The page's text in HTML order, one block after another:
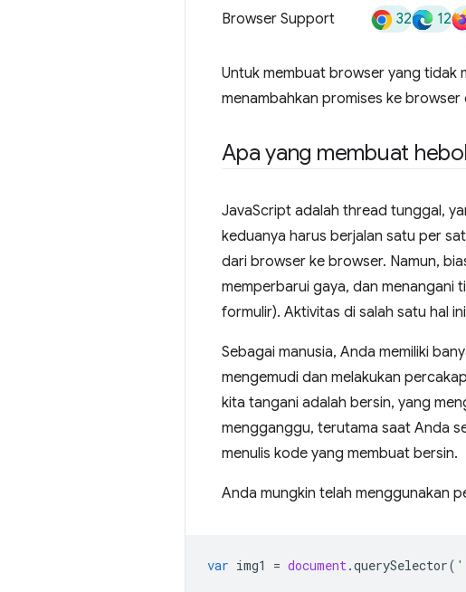
Browser Support 32 12
Untuk membuat browser yang tidak
menambahkan promises ke browser
Apa yang membuat
JavaScript adalah thread tunggal,
keduanya harus berjalan satu per
dari browser ke browser. Namun,
memperbarui gaya, dan menangani
formulir). Aktivitas di salah satu hal
Sebagai manusia, Anda memiliki
mengemudi dan melakukan
kita tangani adalah bersin, yang
mengganggu, terutama saat Anda
menulis kode yang membuat bersin.
Anda mungkin telah menggunakan
var img1 = document.querySelector(